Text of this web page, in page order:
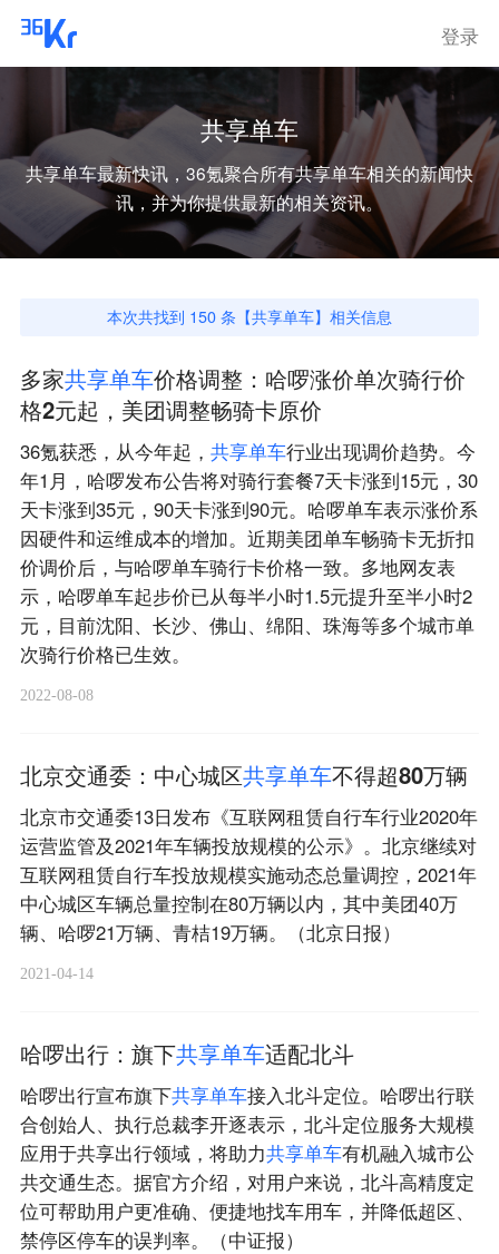
登录
共享单车
共享单车最新快讯，36氪聚合所有共享单车相关的新闻快
讯，并为你提供最新的相关资讯。
本次共找到 150 条【共享单车】相关信息
多家共享单车价格调整：哈啰涨价单次骑行价
格2元起，美团调整畅骑卡原价
36氪获悉，从今年起， 共享单车行业出现调价趋势。今
年1月，哈啰发布公告将对骑行套餐7天卡涨到15元，30
天卡涨到35元，90天卡涨到90元。哈啰单车表示涨价系
因硬件和运维成本的增加。近期美团单车畅骑卡无折扣
价调价后，与哈啰单车骑行卡价格一致。多地网友表
示，哈啰单车起步价已从每半小时1.5元提升至半小时2
元，目前沈阳、长沙、佛山、绵阳、珠海等多个城市单
次骑行价格已生效。
2022-08-08
北京交通委：中心城区共享单车不得超80万辆
北京市交通委13日发布《互联网租赁自行车行业2020年
运营监管及2021年车辆投放规模的公示》。北京继续对
互联网租赁自行车投放规模实施动态总量调控，2021年
中心城区车辆总量控制在80万辆以内，其中美团40万
辆、哈啰21万辆、青桔19万辆。（北京日报）
2021-04-14
哈啰出行：旗下共享单车适配北斗
哈啰出行宣布旗下共享单车接入北斗定位。哈啰出行联
合创始人、执行总裁李开逐表示，北斗定位服务大规模
应用于共享出行领域，将助力共享单车有机融入城市公
共交通生态。据官方介绍，对用户来说，北斗高精度定
位可帮助用户更准确、便捷地找车用车，并降低超区、
禁停区停车的误判率。（中证报）